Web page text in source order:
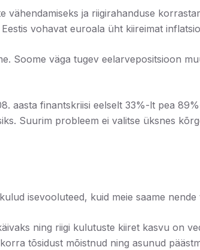
ja riigirahanduse
vohavat euroala üht kiireimat
Soome väga tugev eelarvepositsioon
aasta finantskriisi eelselt 33%-lt pea
Suurim probleem ei valitse üksnes
isevooluteed, kuid meie saame nende
ning riigi kulutuste kiiret kasvu on
tõsidust mõistnud ning asunud